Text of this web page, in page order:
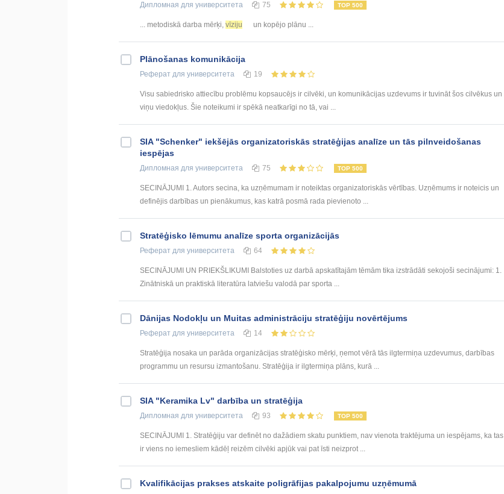
Дипломная для университета 75 TOP 500
... metodiskā darba mērķi, vīziju un kopējo plānu ...
Plānošanas komunikācija
Реферат для университета 19
Visu sabiedrisko attiecību problēmu kopsaucējs ir cilvēki, un komunikācijas uzdevums ir tuvināt šos cilvēkus un
viņu viedokļus. Šie noteikumi ir spēkā neatkarīgi no tā, vai ...
SIA "Schenker" iekšējās organizatoriskās stratēģijas analīze un tās pilnveidošanas
iespējas
Дипломная для университета 75 TOP 500
SECINĀJUMI 1. Autors secina, ka uzņēmumam ir noteiktas organizatoriskās vērtības. Uzņēmums ir noteicis un
definējis darbības un pienākumus, kas katrā posmā rada pievienoto ...
Stratēģisko lēmumu analīze sporta organizācijās
Реферат для университета 64
SECINĀJUMI UN PRIEKŠLIKUMI Balstoties uz darbā apskatītajām tēmām tika izstrādāti sekojoši secinājumi: 1.
Zinātniskā un praktiskā literatūra latviešu valodā par sporta ...
Dānijas Nodokļu un Muitas administrāciju stratēģiju novērtējums
Реферат для университета 14
Stratēģija nosaka un parāda organizācijas stratēģisko mērķi, ņemot vērā tās ilgtermiņa uzdevumus, darbības
programmu un resursu izmantošanu. Stratēģija ir ilgtermiņa plāns, kurā ...
SIA "Keramika Lv" darbība un stratēģija
Дипломная для университета 93 TOP 500
SECINĀJUMI 1. Stratēģiju var definēt no dažādiem skatu punktiem, nav vienota traktējuma un iespējams, ka tas
ir viens no iemesliem kādēļ reizēm cilvēki apjūk vai pat īsti neizprot ...
Kvalifikācijas prakses atskaite poligrāfijas pakalpojumu uzņēmumā